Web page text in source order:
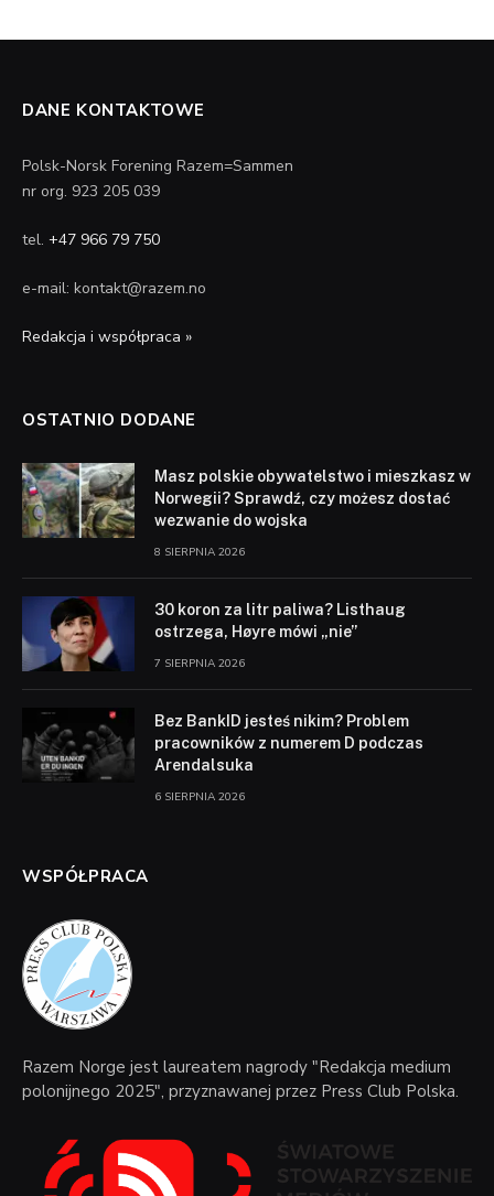
DANE KONTAKTOWE
Polsk-Norsk Forening Razem=Sammen
nr org. 923 205 039
tel. +47 966 79 750
e-mail: kontakt@razem.no
Redakcja i współpraca »
OSTATNIO DODANE
Masz polskie obywatelstwo i mieszkasz w
Norwegii? Sprawdź, czy możesz dostać
wezwanie do wojska
8 SIERPNIA 2026
30 koron za litr paliwa? Listhaug
ostrzega, Høyre mówi „nie”
7 SIERPNIA 2026
Bez BankID jesteś nikim? Problem
pracowników z numerem D podczas
Arendalsuka
6 SIERPNIA 2026
WSPÓŁPRACA
Razem Norge jest laureatem nagrody "Redakcja medium
polonijnego 2025", przyznawanej przez Press Club Polska.